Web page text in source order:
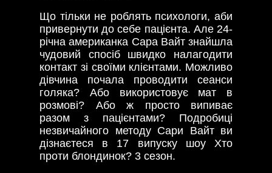
Що тільки не роблять психологи, аби
привернути до себе пацієнта. Але 24-
річна американка Сара Вайт знайшла
чудовий спосіб швидко налагодити
контакт зі своїми клієнтами. Можливо
дівчина почала проводити сеанси
голяка? Або використовує мат в
розмові? Або ж просто випиває
разом з пацієнтами? Подробиці
незвичайного методу Сари Вайт ви
дізнаєтеся в 17 випуску шоу Хто
проти блондинок? 3 сезон.